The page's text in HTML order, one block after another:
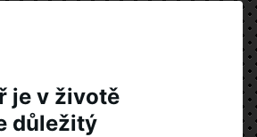
je v životě
důležitý